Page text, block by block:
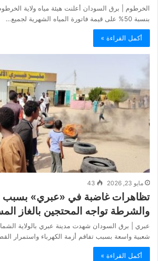
الخرطوم | برق السودان أعلنت هيئة مياه ولاية
بنسبة 50% على قيمة فاتورة المياه الشهرية لجميع…
أكمل القراءة »
مايو 23, 2026 43
تظاهرات غاضبة في «عبري» بسبب
والشرطة تواجه المحتجين بالغاز
عبري | برق السودان شهدت مدينة عبري بالولاية
شعبية واسعة بسبب تفاقم أزمة الكهرباء واستمرار
أكمل القراءة »